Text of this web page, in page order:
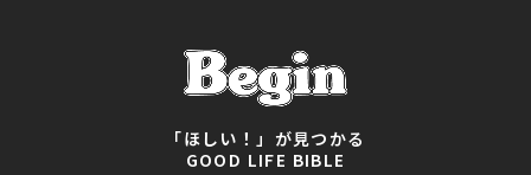
「ほしい！」が見つかる
GOOD LIFE BIBLE